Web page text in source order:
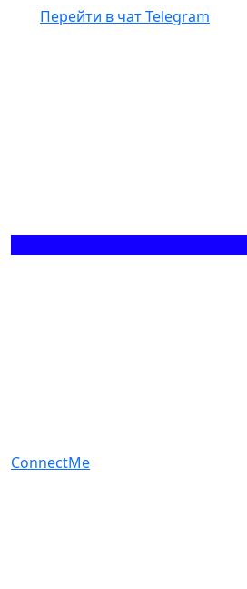
Перейти в чат Telegram
ConnectMe